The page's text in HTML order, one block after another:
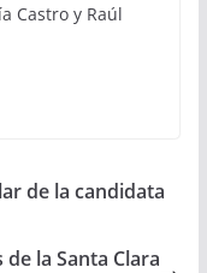
Castro y Raúl
de la candidata
la Santa Clara